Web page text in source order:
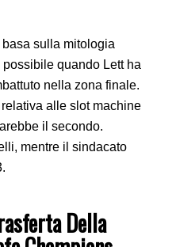
sulla mitologia
quando Lett ha
nella zona finale.
alle slot machine
il secondo.
mentre il sindacato
Della